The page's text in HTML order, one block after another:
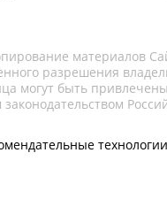
материалов
разрешения
могут быть